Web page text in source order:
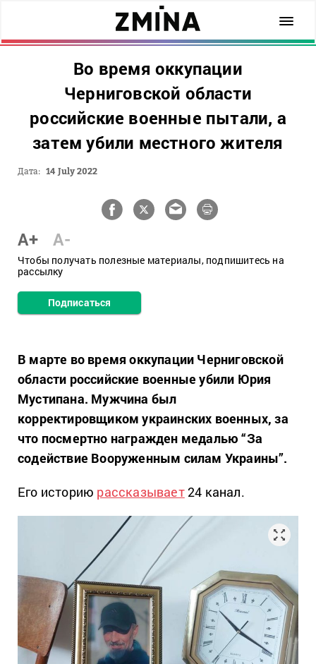
Во время оккупации
Черниговской области
российские военные пытали, а
затем убили местного жителя
Дата: 14 July 2022
A+ A-
Чтобы получать полезные материалы, подпишитесь на
рассылку
Подписаться
В марте во время оккупации Черниговской
области российские военные убили Юрия
Мустипана. Мужчина был
корректировщиком украинских военных, за
что посмертно награжден медалью “За
содействие Вооруженным силам Украины”.
Его историю рассказывает24 канал.